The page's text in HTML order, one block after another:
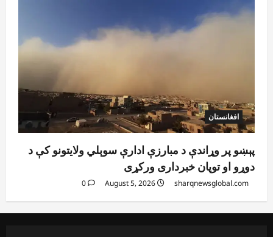
افغانستان
پېښو پر وړاندې د مبارزې ادارې سوېلي ولایتونو کې د
دوړو او توپان خبرداری ورکړی
sharqnewsglobal.com
0